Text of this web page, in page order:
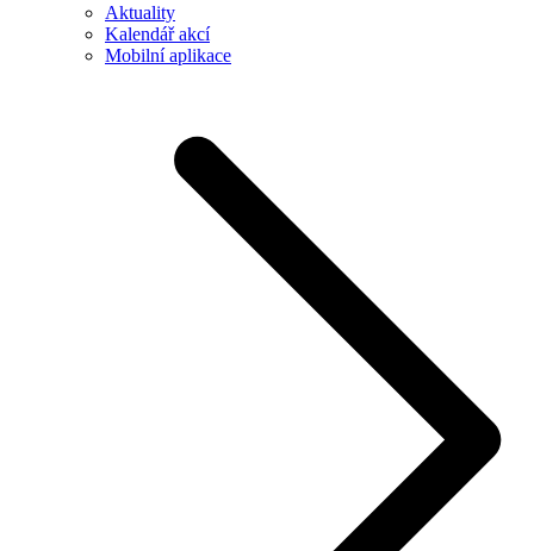
Aktuality
Kalendář akcí
Mobilní aplikace